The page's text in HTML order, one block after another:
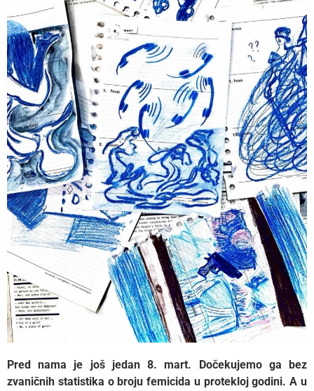
Pred nama je još jedan 8. mart. Dočekujemo ga bez
zvaničnih statistika o broju femicida u protekloj godini. A u